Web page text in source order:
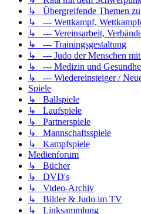
↳ Übergreifende Themen
↳ --- Wettkampf,
↳ --- Vereinsarbeit,
↳ --- Trainingsgestaltung
↳ --- Judo der Menschen
↳ --- Medizin und
↳ --- Wiedereinsteiger /
Spiele
↳ Ballspiele
↳ Laufspiele
↳ Partnerspiele
↳ Mannschaftsspiele
↳ Kampfspiele
Medienforum
↳ Bücher
↳ DVD's
↳ Video-Archiv
↳ Bilder & Judo im TV
↳ Linksammlung